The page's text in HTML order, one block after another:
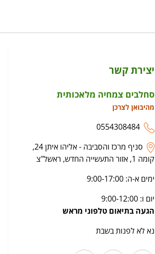
יצירת קשר
סחלבים צמחיה מלאכותית
מהיבואן לצרכן
0554308484
סניף מרכז והסביבה - אליהו איתן 24,
קומה 1, אזור התעשייה החדש, ראשל"צ
ימים א-ה: 9:00-17:00
יום ו: 9:00-12:00
הגעה בתיאום טלפוני מראש
נא לא לפנות בשבת